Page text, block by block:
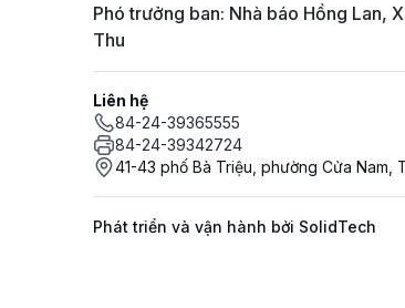
Phó trưởng ban: Nhà báo Hồng Lan,
Thu
Liên hệ
84-24-39365555
84-24-39342724
41-43 phố Bà Triệu, phường Cửa Nam,
Phát triển và vận hành bởi SolidTech